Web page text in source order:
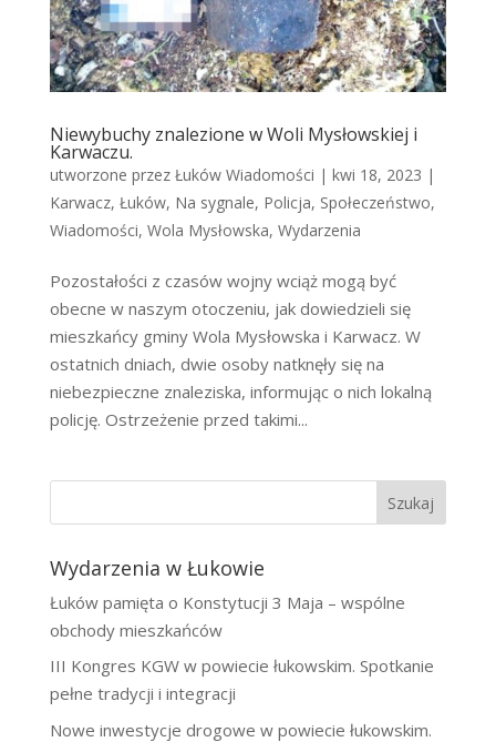
Niewybuchy znalezione w Woli Mysłowskiej i
Karwaczu.
utworzone przez Łuków Wiadomości | kwi 18, 2023 |
Karwacz, Łuków, Na sygnale, Policja, Społeczeństwo,
Wiadomości, Wola Mysłowska, Wydarzenia
Pozostałości z czasów wojny wciąż mogą być
obecne w naszym otoczeniu, jak dowiedzieli się
mieszkańcy gminy Wola Mysłowska i Karwacz. W
ostatnich dniach, dwie osoby natknęły się na
niebezpieczne znaleziska, informując o nich lokalną
policję. Ostrzeżenie przed takimi...
Szukaj
Wydarzenia w Łukowie
Łuków pamięta o Konstytucji 3 Maja – wspólne
obchody mieszkańców
III Kongres KGW w powiecie łukowskim. Spotkanie
pełne tradycji i integracji
Nowe inwestycje drogowe w powiecie łukowskim.